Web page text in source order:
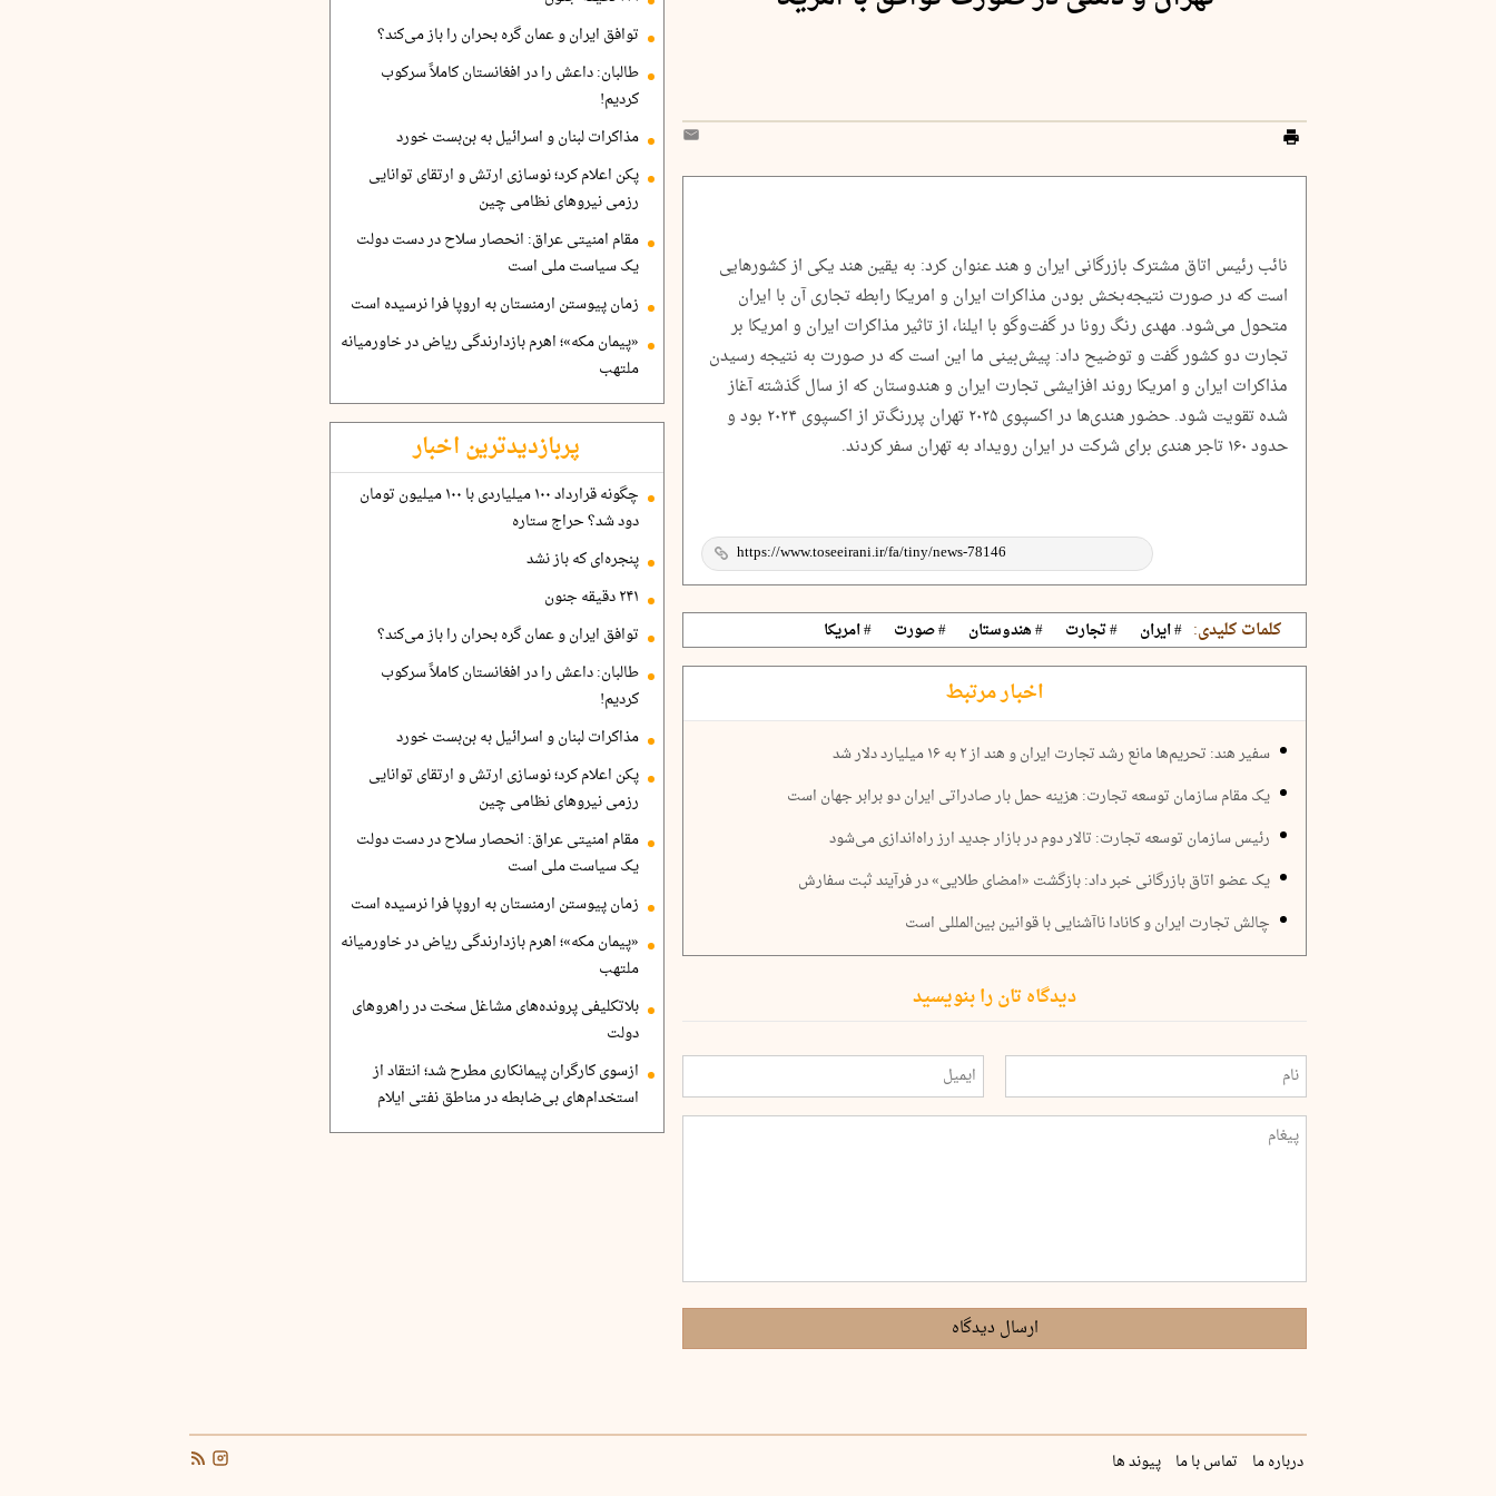
نائب رئیس اتاق مشترک بازرگانی ایران و هند عنوان کرد: به یقین هند یکی از کشورهایی
است که در صورت نتیجه‌بخش بودن مذاکرات ایران و امریکا رابطه تجاری آن با ایران
متحول می‌شود. مهدی رنگ رونا در گفت‌وگو با ایلنا، از تاثیر مذاکرات ایران و امریکا بر
تجارت دو کشور گفت و توضیح داد: پیش‌بینی ما این است که در صورت به نتیجه رسیدن
مذاکرات ایران و امریکا روند افزایشی تجارت ایران و هندوستان که از سال گذشته آغاز
شده تقویت شود. حضور هندی‌ها در اکسپوی ۲۰۲۵ تهران پررنگ‌تر از اکسپوی ۲۰۲۴ بود و
حدود ۱۶۰ تاجر هندی برای شرکت در ایران رویداد به تهران سفر کردند.
کلمات کلیدی: # ایران # تجارت # هندوستان # صورت # امریکا
اخبار مرتبط
سفیر هند: تحریم‌ها مانع رشد تجارت ایران و هند از ۲ به ۱۶ میلیارد دلار شد
یک مقام سازمان توسعه تجارت: هزینه حمل بار صادراتی ایران دو برابر جهان است
رئیس سازمان توسعه تجارت: تالار دوم در بازار جدید ارز راه‌اندازی می‌شود
یک عضو اتاق بازرگانی خبر داد: بازگشت «امضای طلایی» در فرآیند ثبت سفارش
چالش‌ تجارت ایران و کانادا ناآشنایی با قوانین بین‌المللی است
دیدگاه تان را بنویسید
ارسال دیدگاه
توافق ایران و عمان گره بحران را باز می‌کند؟
طالبان: داعش را در افغانستان کاملاً سرکوب
کردیم!
مذاکرات لبنان و اسرائیل به بن‌بست خورد
پکن اعلام کرد؛ نوسازی ارتش و ارتقای توانایی
رزمی نیروهای نظامی چین
مقام امنیتی عراق: انحصار سلاح در دست دولت
یک سیاست ملی است
زمان پیوستن ارمنستان به اروپا فرا نرسیده است
«پیمان مکه»؛ اهرم بازدارندگی ریاض در خاورمیانه
ملتهب
پربازدیدترین اخبار
چگونه قرارداد ۱۰۰ میلیاردی با ۱۰۰ میلیون تومان
دود شد؟ حراج ستاره
پنجره‌ای که باز نشد
۲۴۱ دقیقه جنون
توافق ایران و عمان گره بحران را باز می‌کند؟
طالبان: داعش را در افغانستان کاملاً سرکوب
کردیم!
مذاکرات لبنان و اسرائیل به بن‌بست خورد
پکن اعلام کرد؛ نوسازی ارتش و ارتقای توانایی
رزمی نیروهای نظامی چین
مقام امنیتی عراق: انحصار سلاح در دست دولت
یک سیاست ملی است
زمان پیوستن ارمنستان به اروپا فرا نرسیده است
«پیمان مکه»؛ اهرم بازدارندگی ریاض در خاورمیانه
ملتهب
بلاتکلیفی پرونده‌های مشاغل سخت در راهروهای
دولت
ازسوی کارگران پیمانکاری مطرح شد؛ انتقاد از
استخدام‌های بی‌ضابطه در مناطق نفتی ایلام
درباره ما تماس با ما پیوند ها